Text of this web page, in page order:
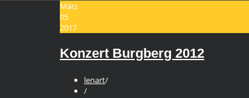
März
05
2017
Konzert Burgberg 2012
lenart/
/